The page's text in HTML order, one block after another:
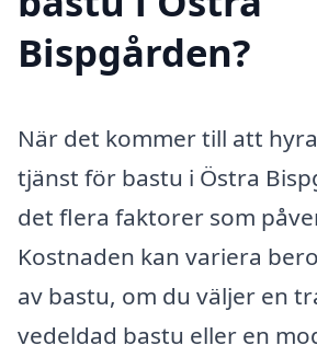
Bispgården?
När det kommer till att
tjänst för bastu i Östra
det flera faktorer som
Kostnaden kan variera
av bastu, om du väljer en
vedeldad bastu eller en